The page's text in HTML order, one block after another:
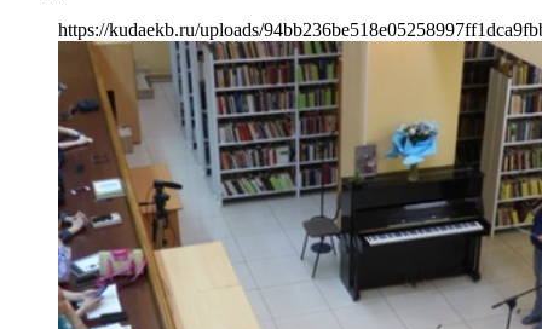
https://kudaekb.ru/uploads/